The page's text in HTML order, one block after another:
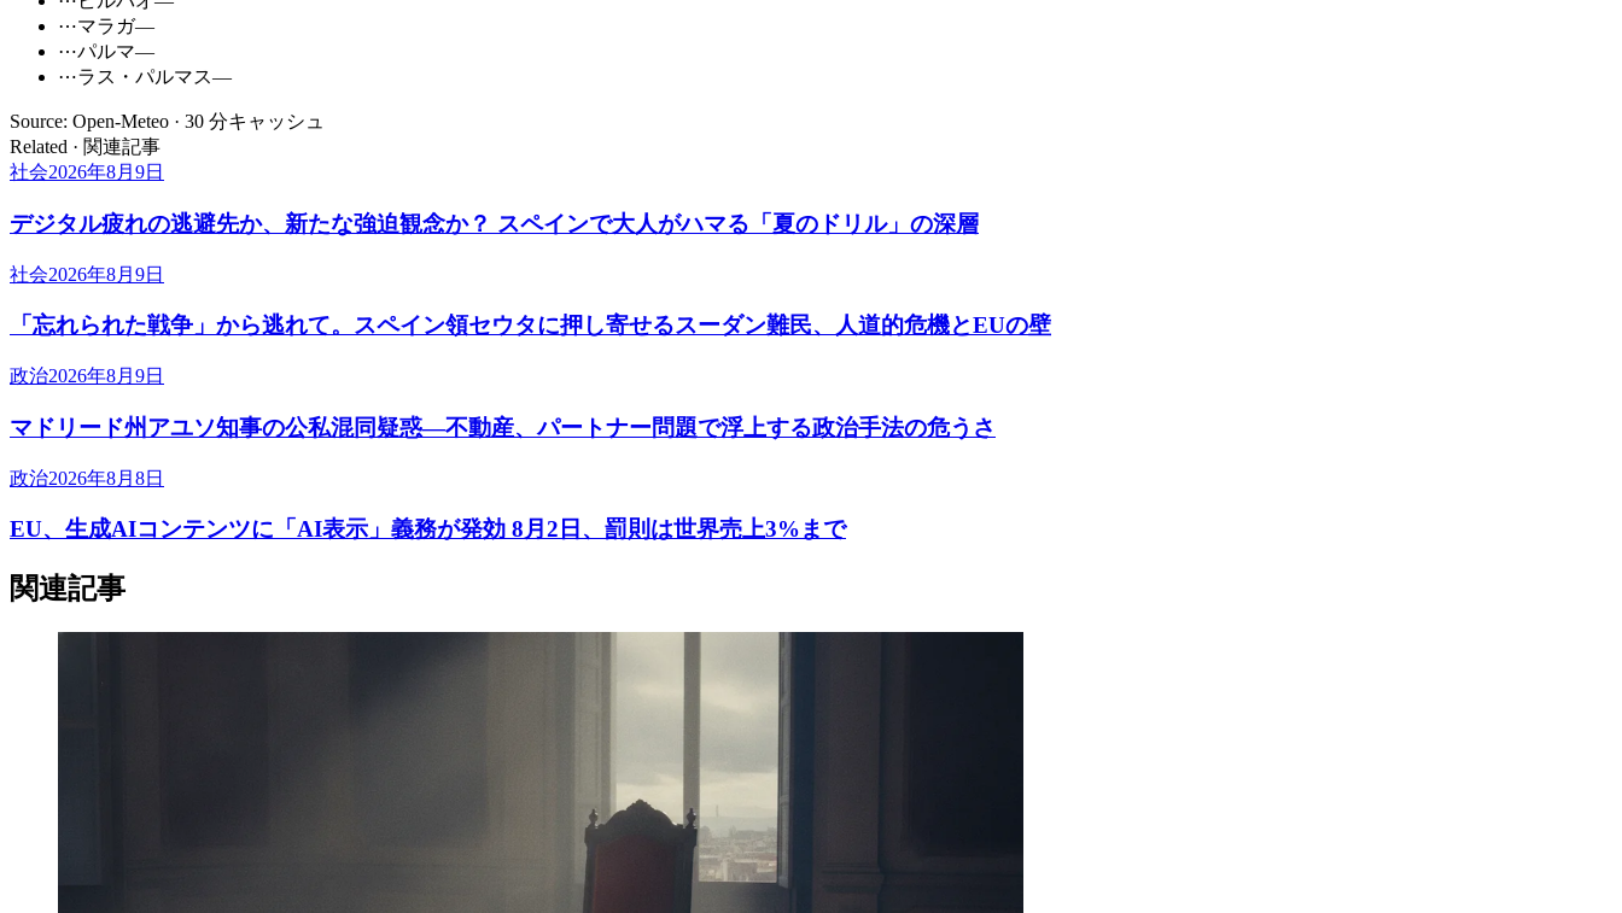
⋯マラガ—
⋯パルマ—
⋯ラス・パルマス—
Source: Open-Meteo · 30 分キャッシュ
Related · 関連記事
社会2026年8月9日
デジタル疲れの逃避先か、新たな強迫観念か？ スペインで大人がハマる「夏のドリル」の深層
社会2026年8月9日
「忘れられた戦争」から逃れて。スペイン領セウタに押し寄せるスーダン難民、人道的危機とEUの壁
政治2026年8月9日
マドリード州アユソ知事の公私混同疑惑―不動産、パートナー問題で浮上する政治手法の危うさ
政治2026年8月8日
EU、生成AIコンテンツに「AI表示」義務が発効 8月2日、罰則は世界売上3%まで
関連記事